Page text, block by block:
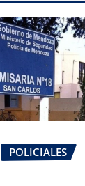
POLICIALES